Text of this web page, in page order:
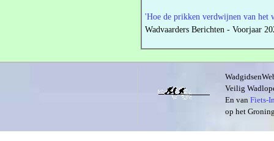
'Hoe de prikken verdwijnen van het
Wadvaarders Berichten - Voorjaar
Veilig
En van Fiets-
op het